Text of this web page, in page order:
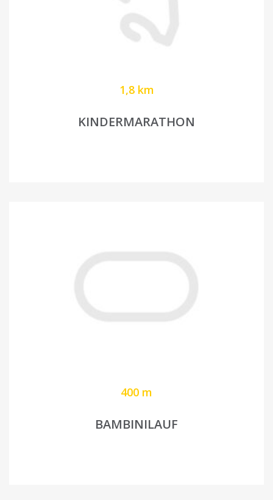
1,8 km
KINDERMARATHON
400 m
BAMBINILAUF